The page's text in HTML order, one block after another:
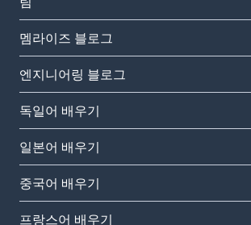
멤라이즈 블로그
엔지니어링 블로그
독일어 배우기
일본어 배우기
중국어 배우기
프랑스어 배우기